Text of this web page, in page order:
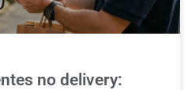
no delivery: